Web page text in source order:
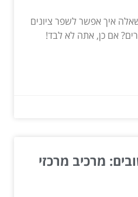
איך אפשר לשפר ציונים
אם כן, אתה לא לבד!
מרכיב מרכזי